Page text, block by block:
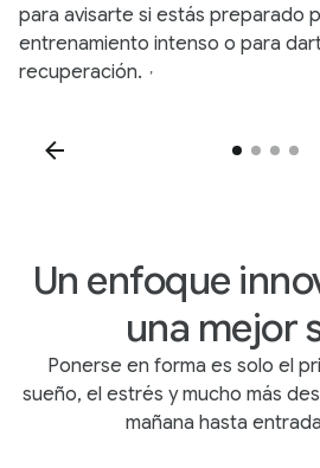
para avisarte si estás preparado
entrenamiento intenso o para
recuperación.
,
Un enfoque
una mejor
Ponerse en forma es solo el
sueño, el estrés y mucho más
mañana hasta